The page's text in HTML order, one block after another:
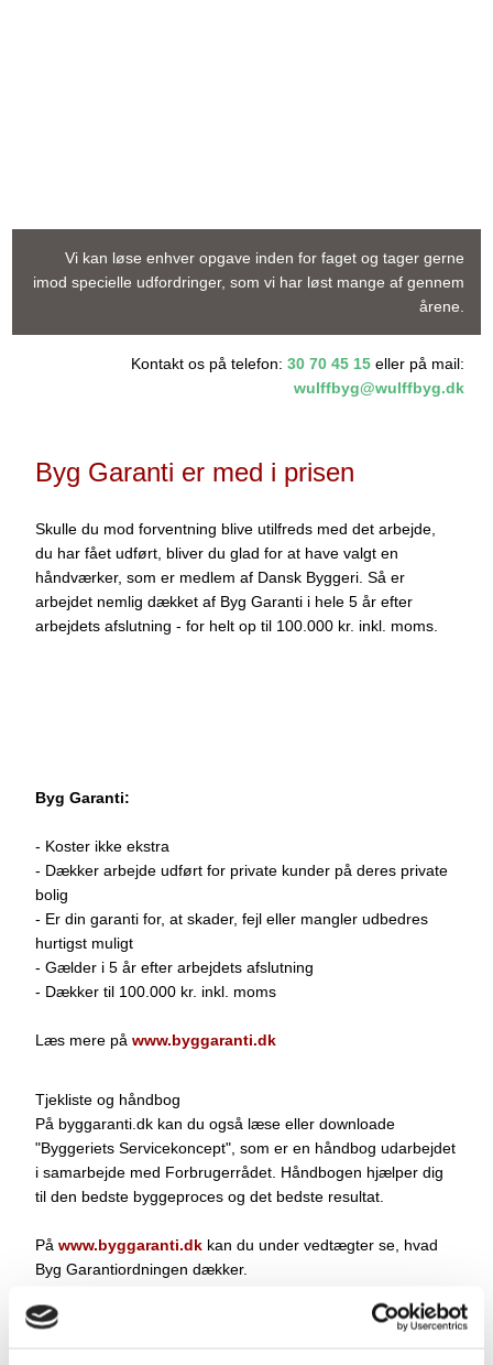
Vi kan løse enhver opgave inden for faget og tager gerne
imod specielle udfordringer, som vi har løst mange af gennem
årene.
​Kontakt os på telefon:30 70 45 15 eller på mail:
wulffbyg@wulffbyg.dk
Byg Garanti er med i prisen
Skulle du mod forventning blive utilfreds med det arbejde,
du har fået udført, bliver du glad for at have valgt en
håndværker, som er medlem af Dansk Byggeri. Så er
arbejdet nemlig dækket af Byg Garanti i hele 5 år efter
arbejdets afslutning - for helt op til 100.000 kr. inkl. moms.
Byg Garanti:
- Koster ikke ekstra
- Dækker arbejde udført for private kunder på deres private
bolig
- Er din garanti for, at skader, fejl eller mangler udbedres
hurtigst muligt
- Gælder i 5 år efter arbejdets afslutning
- Dækker til 100.000 kr. inkl. moms
Læs mere påwww.byggaranti.dk​
Tjekliste og håndbog
På byggaranti.dk kan du også læse eller downloade
"Byggeriets Servicekoncept", som er en håndbog udarbejdet
i samarbejde med Forbrugerrådet. Håndbogen hjælper dig
til den bedste byggeproces og det bedste resultat.
Påwww.byggaranti.dk kan du under vedtægter se, hvad
Byg Garantiordningen dækker.​